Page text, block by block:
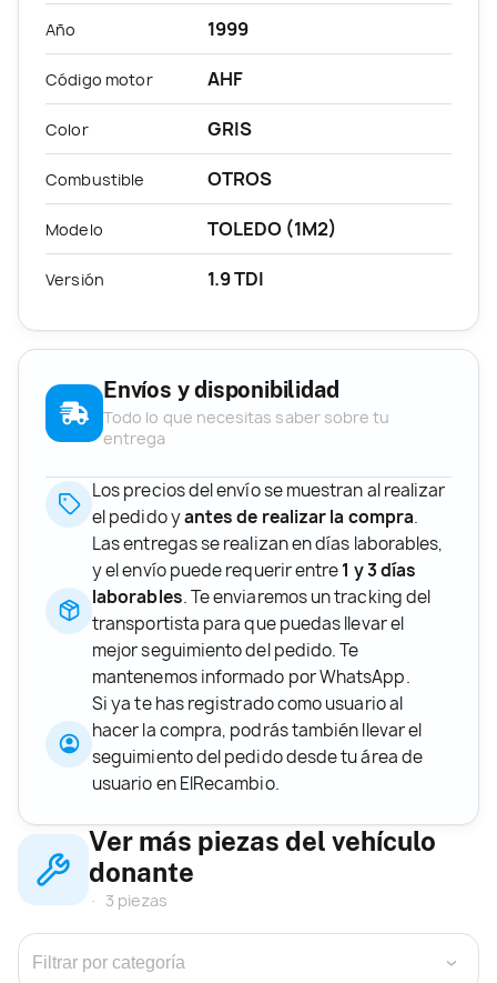
Año 1999
Código motor AHF
Color GRIS
Combustible OTROS
Modelo TOLEDO (1M2)
Versión 1.9 TDI
Envíos y disponibilidad
Todo lo que necesitas saber sobre tu
entrega
Los precios del envío se muestran al realizar
el pedido yantes de realizar la compra.
Las entregas se realizan en días laborables,
y el envío puede requerir entre1 y 3 días
laborables. Te enviaremos un tracking del
transportista para que puedas llevar el
mejor seguimiento del pedido. Te
mantenemos informado por WhatsApp.
Si ya te has registrado como usuario al
hacer la compra, podrás también llevar el
seguimiento del pedido desde tu área de
usuario en ElRecambio.
Ver más piezas del vehículo
donante
3 piezas
›